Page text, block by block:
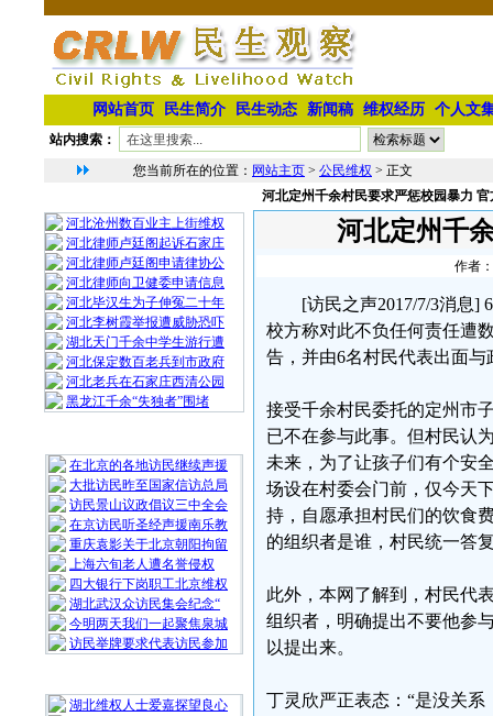
网站首页 民生简介 民生动态 新闻稿 维权经历 个人文
站内搜索：
您当前所在的位置： 网站主页 > 公民维权 > 正文
河北沧州数百业主上街维权
河北律师卢廷阁起诉石家庄
河北律师卢廷阁申请律协公
河北律师向卫健委申请信息
河北毕汉生为子伸冤二十年
河北李树霞举报遭威胁恐吓
湖北天门千余中学生游行遭
河北保定数百老兵到市政府
河北老兵在石家庄西清公园
黑龙江千余“失独者”围堵
在北京的各地访民继续声援
大批访民昨至国家信访总局
访民景山议政倡议三中全会
在京访民听圣经声援南乐教
重庆袁影关于北京朝阳拘留
上海六旬老人遭名誉侵权
四大银行下岗职工北京维权
湖北武汉众访民集会纪念“
今明两天我们一起聚焦泉城
访民举牌要求代表访民参加
湖北维权人士爱嘉探望良心
河北定州千余村民要求严惩校园暴力
河北定州千
作者
[访民之声2017/7/3消息]
校方称对此不负任何责任遭
告，并由6名村民代表出面与
接受千余村民委托的定州市
已不在参与此事。但村民认
未来，为了让孩子们有个安
场设在村委会门前，仅今天
持，自愿承担村民们的饮食
的组织者是谁，村民统一答
此外，本网了解到，村民代
组织者，明确提出不要他参
以提出来。
丁灵欣严正表态：“是没关